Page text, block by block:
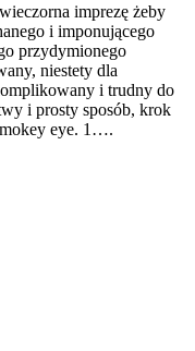
imprezę żeby
i imponującego
przydymionego
niestety dla
i trudny do
i prosty sposób, krok
eye. 1….